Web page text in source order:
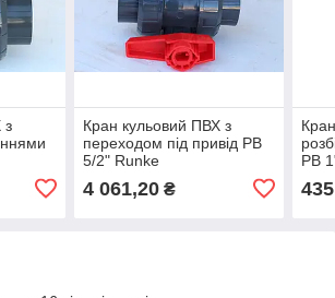
з
Кран кульовий ПВХ з
переходом під привід РВ
5/2" Runke
4 061,20₴
РВ